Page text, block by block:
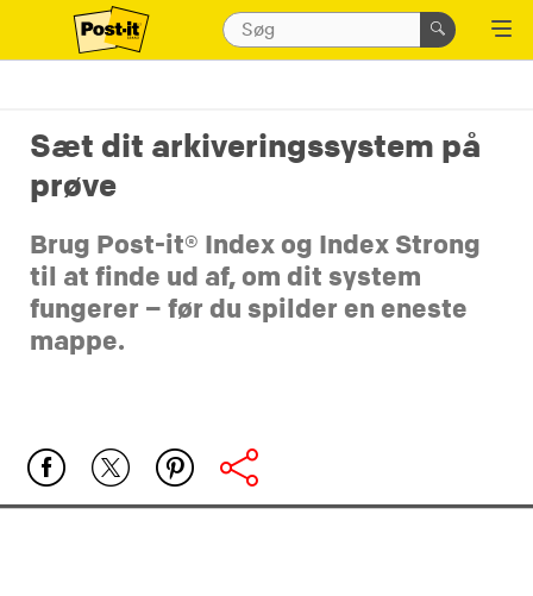
Sæt dit arkiveringssystem på
prøve
Brug Post-it® Index og Index Strong
til at finde ud af, om dit system
fungerer – før du spilder en eneste
mappe.